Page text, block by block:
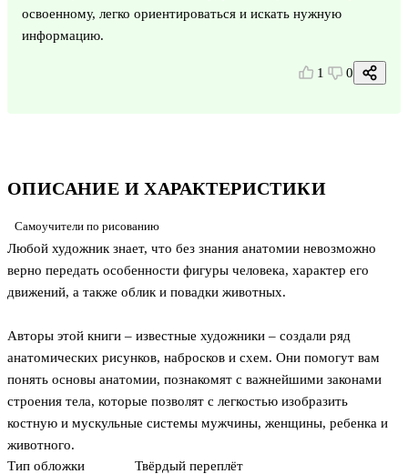
ОПИСАНИЕ И ХАРАКТЕРИСТИКИ
Самоучители по рисованию
Любой художник знает, что без знания анатомии невозможно
верно передать особенности фигуры человека, характер его
движений, а также облик и повадки животных.
Авторы этой книги – известные художники – создали ряд
анатомических рисунков, набросков и схем. Они помогут вам
понять основы анатомии, познакомят с важнейшими законами
строения тела, которые позволят с легкостью изобразить
костную и мускульные системы мужчины, женщины, ребенка и
животного.
Тип обложки
Твёрдый переплёт
освоенному, легко ориентироваться и искать нужную
информацию.
1 0